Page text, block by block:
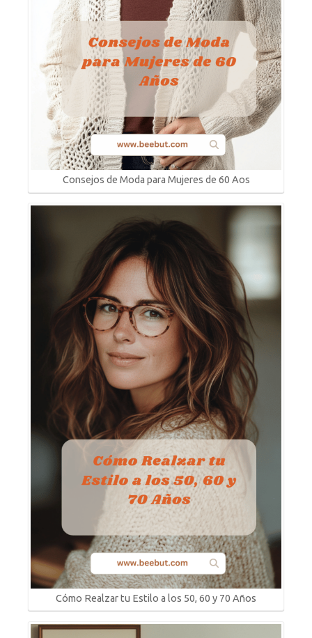
Consejos de Moda para Mujeres de 60 Aos
Cómo Realzar tu Estilo a los 50, 60 y 70 Años